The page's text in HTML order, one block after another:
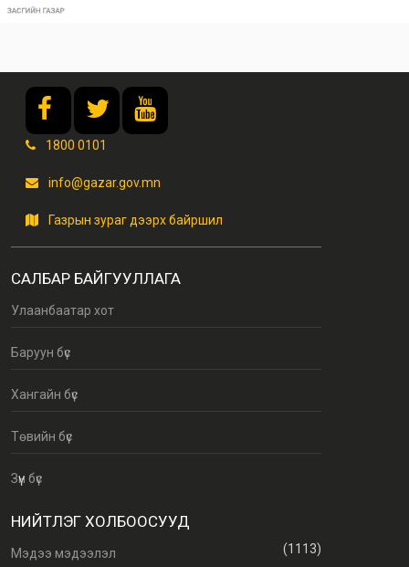
1800 0101
info@gazar.gov.mn
Газрын зураг дээрх байршил
САЛБАР БАЙГУУЛЛАГА
Улаанбаатар хот
Баруун бүс
Хангайн бүс
Төвийн бүс
Зүүн бүс
НИЙТЛЭГ ХОЛБООСУУД
Мэдээ мэдээлэл (1113)